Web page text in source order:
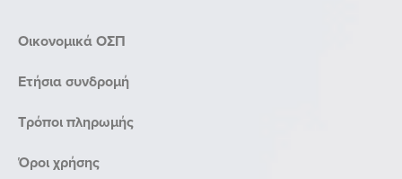
Οικονομικά ΟΣΠ
Ετήσια συνδρομή
Τρόποι πληρωμής
Όροι χρήσης